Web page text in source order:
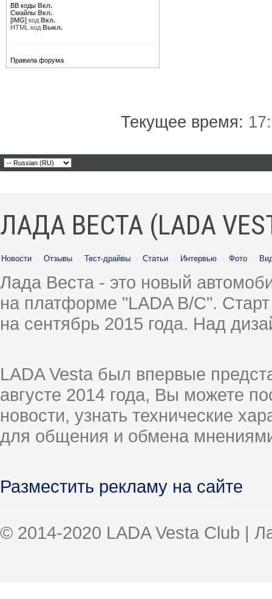
BB коды Вкл.
Смайлы Вкл.
[IMG] код Вкл.
HTML код Выкл.
Правила форума
Текущее время:
ЛАДА ВЕСТА (LADA
Новости · Отзывы · Тест-драйвы · Статьи · Интервью · Фото ·
Лада Веста - это новый
на платформе "LADA B/C".
на сентябрь 2015 года. Над
LADA Vesta был впервые
августе 2014 года, Вы можете
новости, узнать технические
для общения и обмена
Разместить рекламу на сайте
© 2014-2020 LADA Vesta Club |